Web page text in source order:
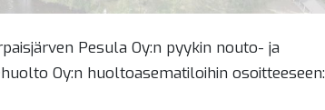
Pesula Oy:n pyykin nouto- ja
Oy:n huoltoasematiloihin osoitteeseen: